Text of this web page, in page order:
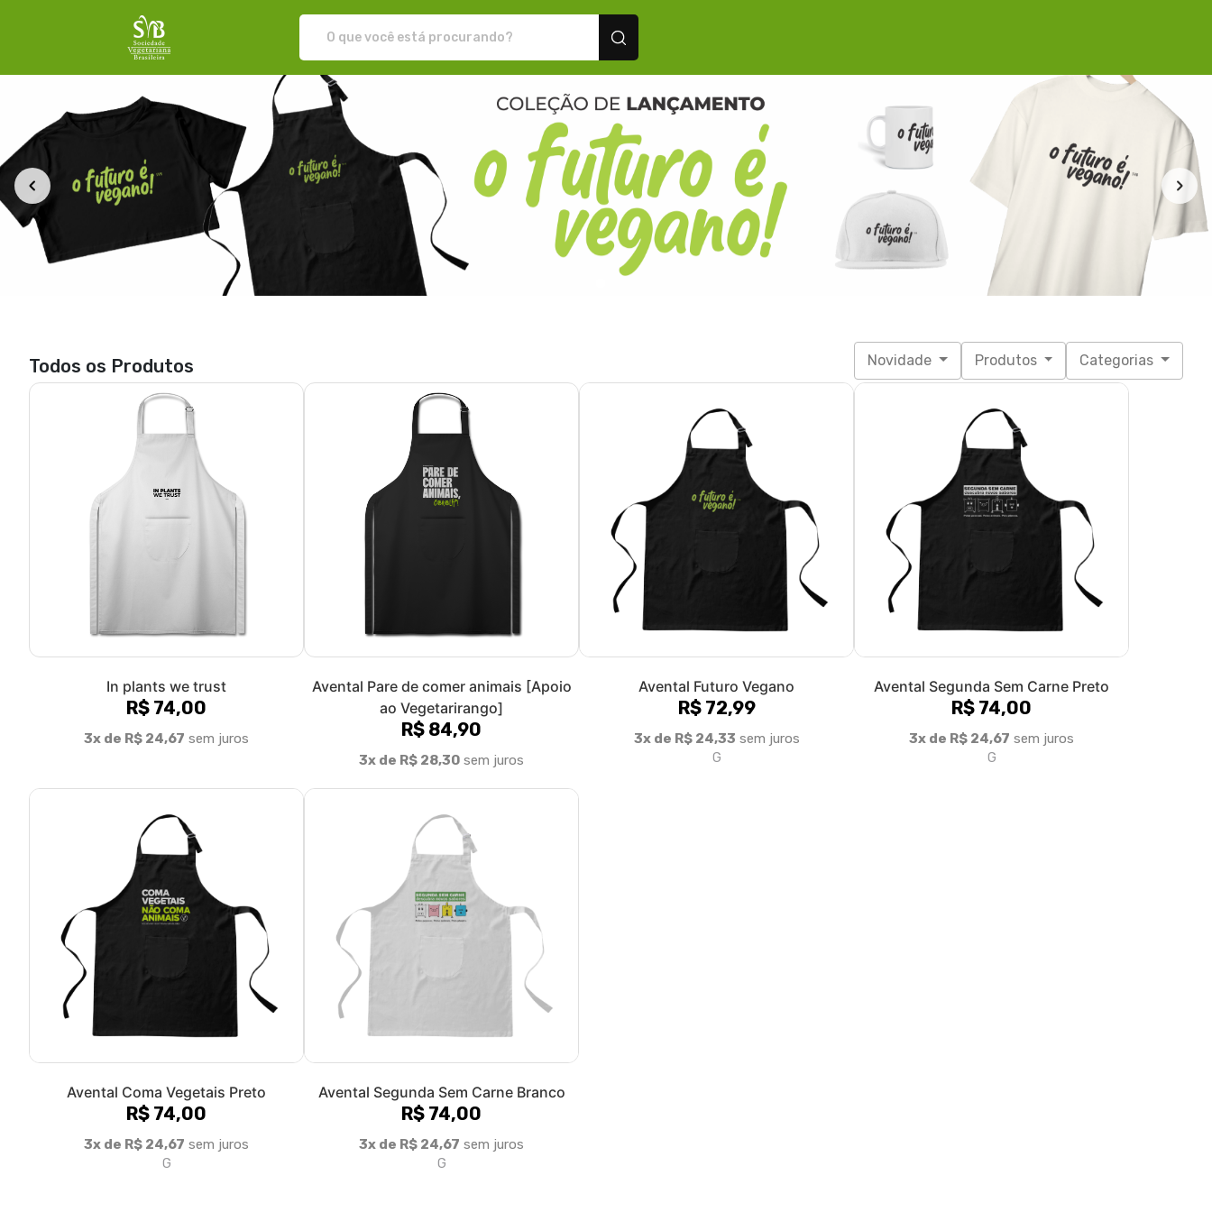
Todos os Produtos Novidade Produtos Categorias
In plants we trust
R$ 74,00
3x de R$ 24,67 sem juros
Avental Pare de comer animais [Apoio
ao Vegetarirango]
R$ 84,90
3x de R$ 28,30 sem juros
Avental Futuro Vegano
R$ 72,99
3x de R$ 24,33 sem juros
G
Avental Segunda Sem Carne Preto
R$ 74,00
3x de R$ 24,67 sem juros
G
Avental Coma Vegetais Preto
R$ 74,00
3x de R$ 24,67 sem juros
G
Avental Segunda Sem Carne Branco
R$ 74,00
3x de R$ 24,67 sem juros
G